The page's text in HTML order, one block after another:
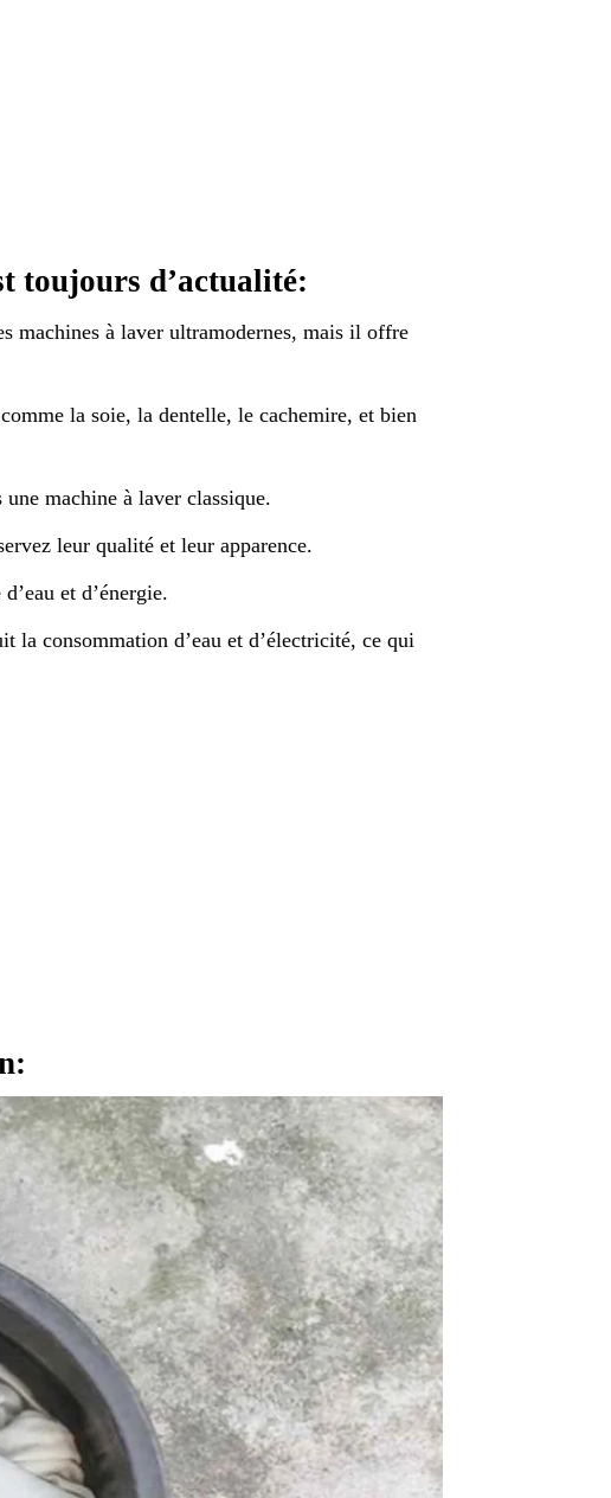
toujours d’actualité:
machines à laver ultramodernes, mais il offre
la soie, la dentelle, le cachemire, et bien
machine à laver classique.
leur qualité et leur apparence.
et d’énergie.
la consommation d’eau et d’électricité, ce qui